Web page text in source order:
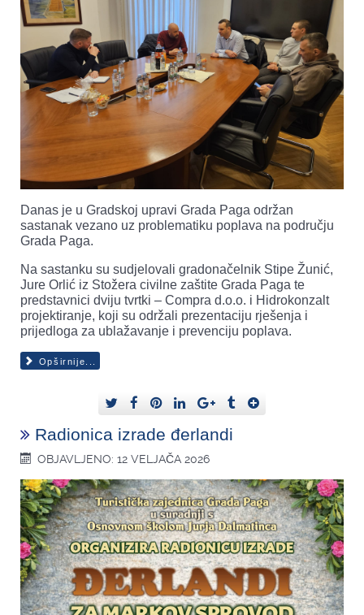
Danas je u Gradskoj upravi Grada Paga održan
sastanak vezano uz problematiku poplava na području
Grada Paga.
Na sastanku su sudjelovali gradonačelnik Stipe Žunić,
Jure Orlić iz Stožera civilne zaštite Grada Paga te
predstavnici dviju tvrtki – Compra d.o.o. i Hidrokonzalt
projektiranje, koji su održali prezentaciju rješenja i
prijedloga za ublažavanje i prevenciju poplava.
Opširnije...
Radionica izrade đerlandi
OBJAVLJENO: 12 VELJAČA 2026